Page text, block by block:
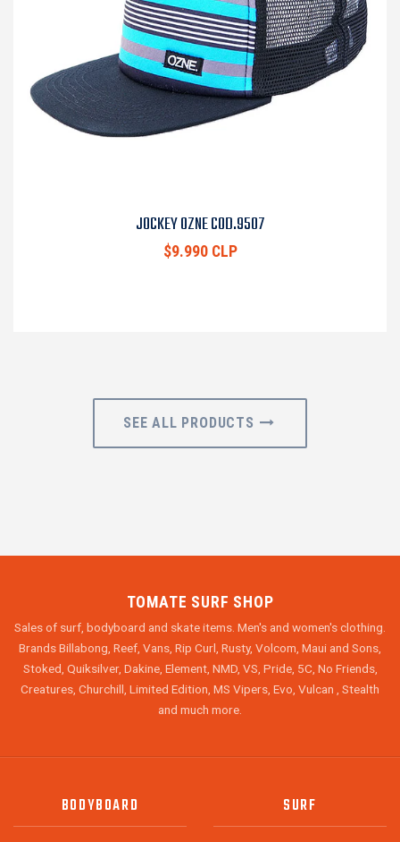
JOCKEY OZNE COD.9507
$9.990 CLP
SEE ALL PRODUCTS
TOMATE SURF SHOP
Sales of surf, bodyboard and skate items. Men's and women's clothing.
Brands Billabong, Reef, Vans, Rip Curl, Rusty, Volcom, Maui and Sons,
Stoked, Quiksilver, Dakine, Element, NMD, VS, Pride, 5C, No Friends,
Creatures, Churchill, Limited Edition, MS Vipers, Evo, Vulcan , Stealth
and much more.
BODYBOARD SURF